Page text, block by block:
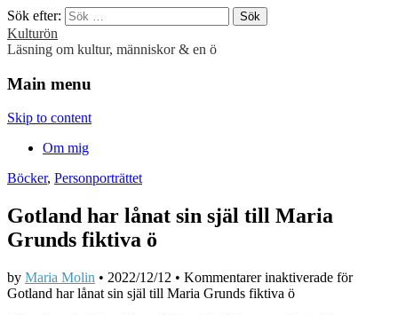
Sök efter:
Kulturön
Läsning om kultur, människor & en ö
Main menu
Skip to content
Om mig
Böcker, Personporträttet
Gotland har lånat sin själ till Maria
Grunds fiktiva ö
by Maria Molin • 2022/12/12 • Kommentarer inaktiverade för
Gotland har lånat sin själ till Maria Grunds fiktiva ö